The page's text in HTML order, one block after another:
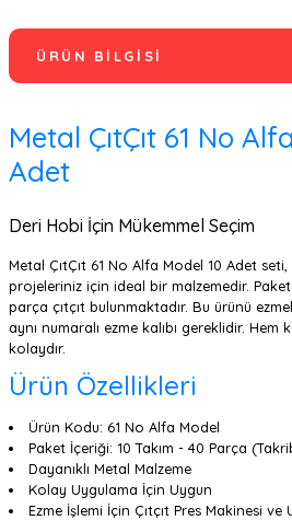
ÜRÜN BILGISI
Metal ÇıtÇıt 61 No
Adet
Deri Hobi İçin Mükemmel Seçim
Metal ÇıtÇıt 61 No Alfa Model 10 Adet
projeleriniz için ideal bir malzemedir.
parça çıtçıt bulunmaktadır. Bu ürünü
aynı numaralı ezme kalıbı gereklidir. Hem
kolaydır.
Ürün Özellikleri
Ürün Kodu: 61 No Alfa Model
Paket İçeriği: 10 Takım - 40 Parça
Dayanıklı Metal Malzeme
Kolay Uygulama İçin Uygun
Ezme İşlemi İçin Çıtçıt Pres Makinesi ve